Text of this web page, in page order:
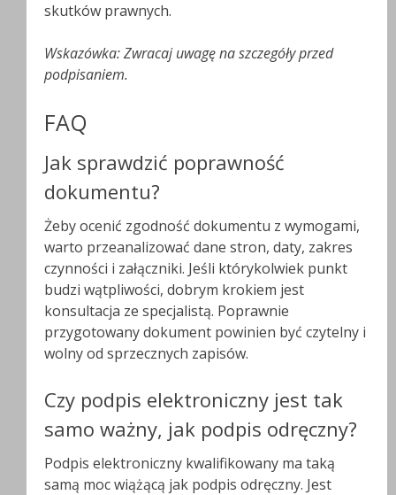
skutków prawnych.
Wskazówka: Zwracaj uwagę na szczegóły przed
podpisaniem.
FAQ
Jak sprawdzić poprawność
dokumentu?
Żeby ocenić zgodność dokumentu z wymogami,
warto przeanalizować dane stron, daty, zakres
czynności i załączniki. Jeśli którykolwiek punkt
budzi wątpliwości, dobrym krokiem jest
konsultacja ze specjalistą. Poprawnie
przygotowany dokument powinien być czytelny i
wolny od sprzecznych zapisów.
Czy podpis elektroniczny jest tak
samo ważny, jak podpis odręczny?
Podpis elektroniczny kwalifikowany ma taką
samą moc wiążącą jak podpis odręczny. Jest